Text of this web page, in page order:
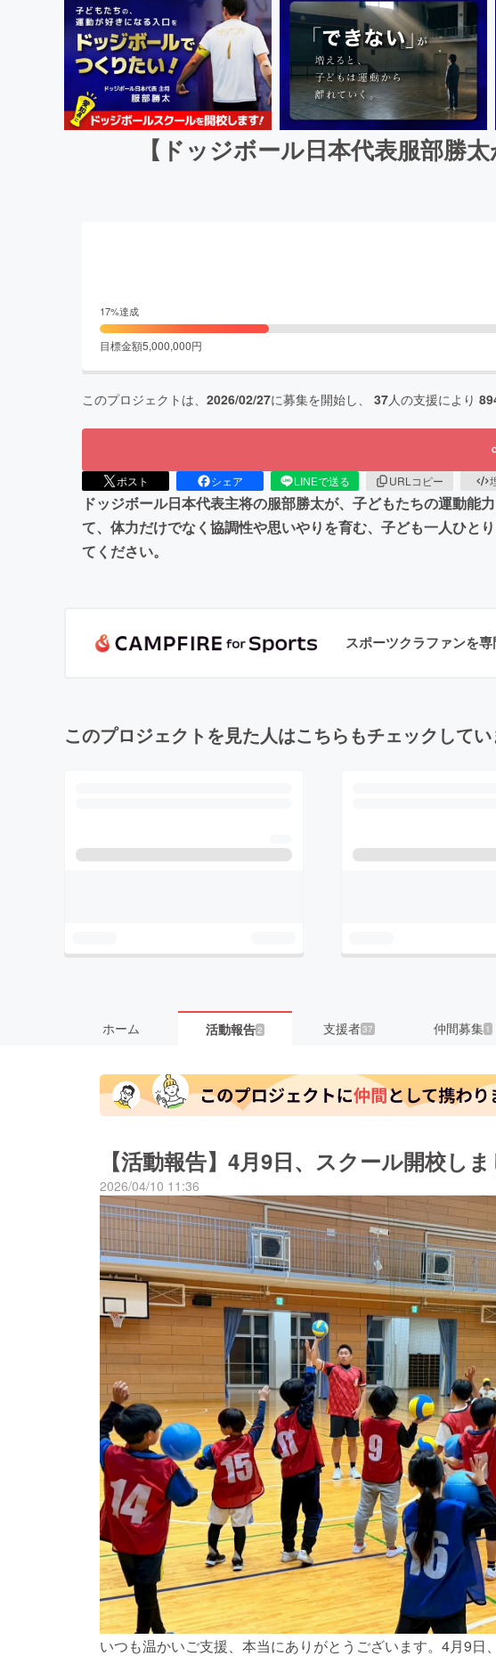
【ドッジボール日本代表服部勝
17%達成
目標金額5,000,000円
このプロジェクトは、 2026/02/27に募集を開始し、 37人の支援により
ポスト シェア LINEで送る URLコピー
ドッジボール日本代表主将の服部勝太が、子どもたちの運動
て、体力だけでなく協調性や思いやりを育む、子ども一人ひと
てください。
スポーツクラファンを
このプロジェクトを見た人はこちらもチェックして
ホーム 活動報告 2 支援者37 仲間募集 1
【活動報告】4月9日、スクール開校しま
2026/04/10 11:36
いつも温かいご支援、本当にありがとうございます。4月9日